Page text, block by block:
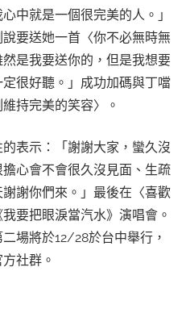
中就是一個很完美的人。」
要送她一首〈你不必無時無
是我要送你的，但是我想要
很好聽。」成功加碼與丁噹
持完美的笑容〉。
表示：「謝謝大家，蠻久沒
心會不會很久沒見面、生疏
謝你們來。」最後在〈喜歡
要把眼淚當汽水》演唱會。
場將於12/28於台中舉行，
社群。